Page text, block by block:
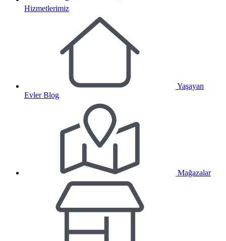
Hizmetlerimiz
Yaşayan
Evler Blog
Mağazalar